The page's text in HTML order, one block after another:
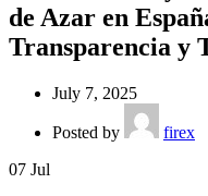
de Azar en
Transparencia y
July 7, 2025
Posted by
firex
07 Jul